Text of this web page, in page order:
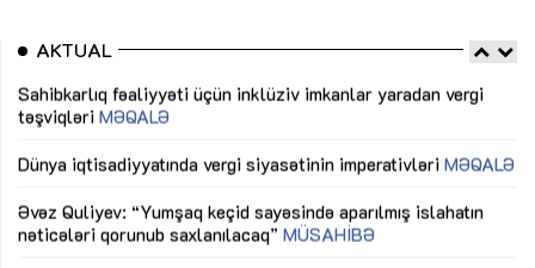
AKTUAL
Sahibkarlıq fəaliyyəti üçün inklüziv imkanlar yaradan vergi
təşviqləri MƏQALƏ
Dünya iqtisadiyyatında vergi siyasətinin imperativləri MƏQALƏ
Əvəz Quliyev: “Yumşaq keçid sayəsində aparılmış islahatın
nəticələri qorunub saxlanılacaq” MÜSAHİBƏ